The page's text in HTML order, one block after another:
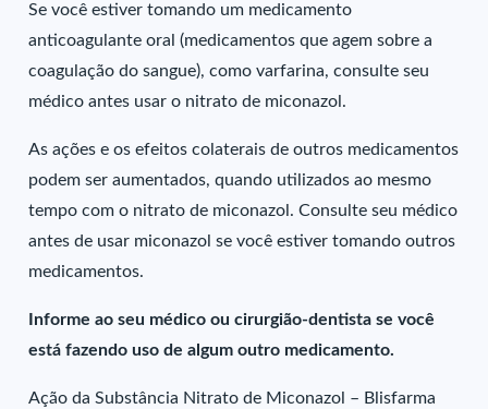
Se você estiver tomando um medicamento
anticoagulante oral (medicamentos que agem sobre a
coagulação do sangue), como varfarina, consulte seu
médico antes usar o nitrato de miconazol.
As ações e os efeitos colaterais de outros medicamentos
podem ser aumentados, quando utilizados ao mesmo
tempo com o nitrato de miconazol. Consulte seu médico
antes de usar miconazol se você estiver tomando outros
medicamentos.
Informe ao seu médico ou cirurgião-dentista se você
está fazendo uso de algum outro medicamento.
Ação da Substância Nitrato de Miconazol – Blisfarma